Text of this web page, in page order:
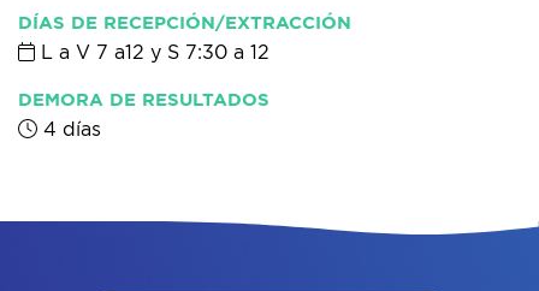
DÍAS DE RECEPCIÓN/EXTRACCIÓN
L a V 7 a12 y S 7:30 a 12
DEMORA DE RESULTADOS
4 días